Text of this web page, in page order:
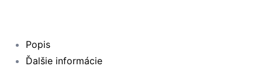
Popis
Ďalšie informácie